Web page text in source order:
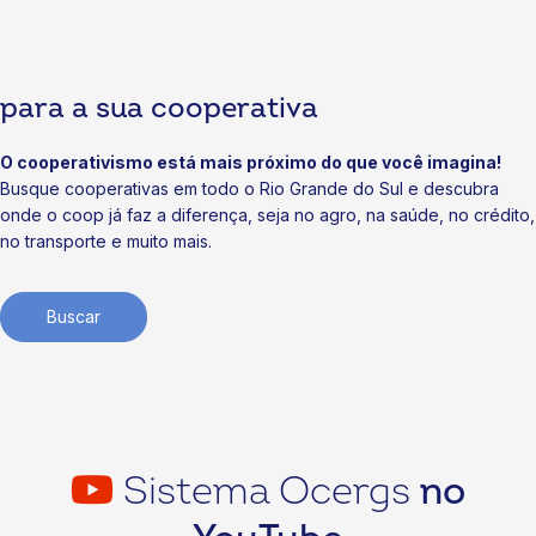
Notícias
03/07/2026
soja gaúcha
para a sua cooperativa
O cooperativismo está mais próximo do que você imagina!
Busque cooperativas em todo o Rio Grande do Sul e descubra
onde o coop já faz a diferença, seja no agro, na saúde, no crédito,
no transporte e muito mais.
Buscar
Sistema Ocergs no